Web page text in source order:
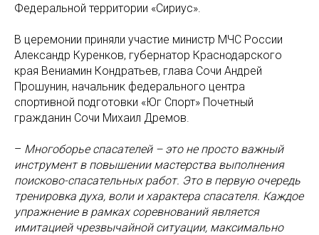
Федеральной территории «Сириус».
В церемонии приняли участие министр МЧС России
Александр Куренков, губернатор Краснодарского
края Вениамин Кондратьев, глава Сочи Андрей
Прошунин, начальник федерального центра
спортивной подготовки «Юг Спорт» Почетный
гражданин Сочи Михаил Дремов.
– Многоборье спасателей – это не просто важный
инструмент в повышении мастерства выполнения
поисково-спасательных работ. Это в первую очередь
тренировка духа, воли и характера спасателя. Каждое
упражнение в рамках соревнований является
имитацией чрезвычайной ситуации, максимально